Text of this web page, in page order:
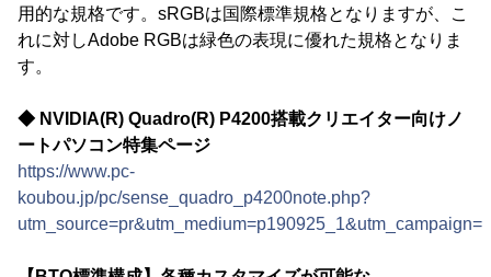
用的な規格です。sRGBは国際標準規格となりますが、こ
れに対しAdobe RGBは緑色の表現に優れた規格となりま
す。
◆ NVIDIA(R) Quadro(R) P4200搭載クリエイター向けノ
ートパソコン特集ページ
https://www.pc-
koubou.jp/pc/sense_quadro_p4200note.php?